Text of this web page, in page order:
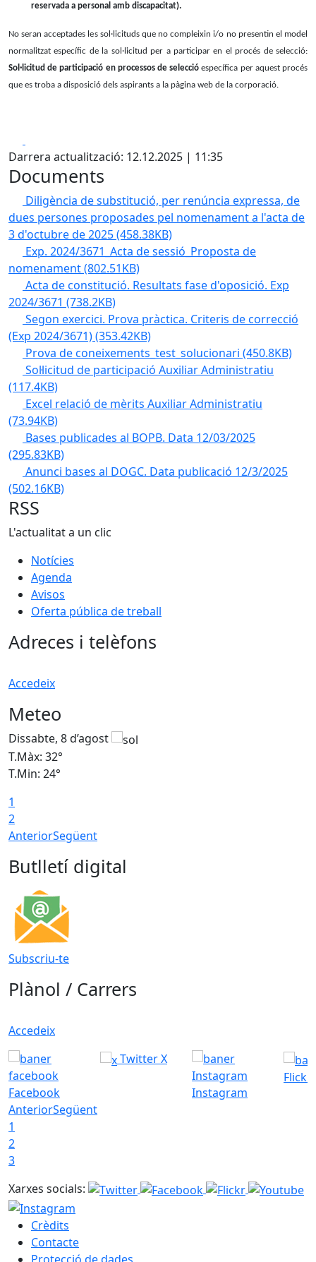
reservada a personal amb discapacitat).
No seran acceptades les sol·licituds que no compleixin i/o no presentin el model
normalitzat específic de la sol·licitud per a participar en el procés de selecció:
Sol·licitud de participació en processos de selecció específica per aquest procés
que es troba a disposició dels aspirants a la pàgina web de la corporació.
Darrera actualització: 12.12.2025 | 11:35
Documents
Diligència de substitució, per renúncia expressa, de
dues persones proposades pel nomenament a l'acta de
3 d'octubre de 2025(458.38KB)
Exp. 2024/3671_Acta de sessió_Proposta de
nomenament(802.51KB)
Acta de constitució. Resultats fase d'oposició. Exp
2024/3671 (738.2KB)
Segon exercici. Prova pràctica. Criteris de correcció
(Exp 2024/3671)(353.42KB)
Prova de coneixements_test_solucionari (450.8KB)
Sol·licitud de participació Auxiliar Administratiu
(117.4KB)
Excel relació de mèrits Auxiliar Administratiu
(73.94KB)
Bases publicades al BOPB. Data 12/03/2025
(295.83KB)
Anunci bases al DOGC. Data publicació 12/3/2025
(502.16KB)
RSS
L'actualitat a un clic
Notícies
Agenda
Avisos
Oferta pública de treball
Adreces i telèfons
Accedeix
Meteo
Dissabte, 8 d’agost
T.Màx: 32°
T.Min: 24°
1
2
AnteriorSegüent
Butlletí digital
Subscriu-te
Plànol / Carrers
Accedeix
Facebook
Twitter X
Instagram
Flickr
AnteriorSegüent
1
2
3
Xarxes socials:
Crèdits
Contacte
Protecció de dades